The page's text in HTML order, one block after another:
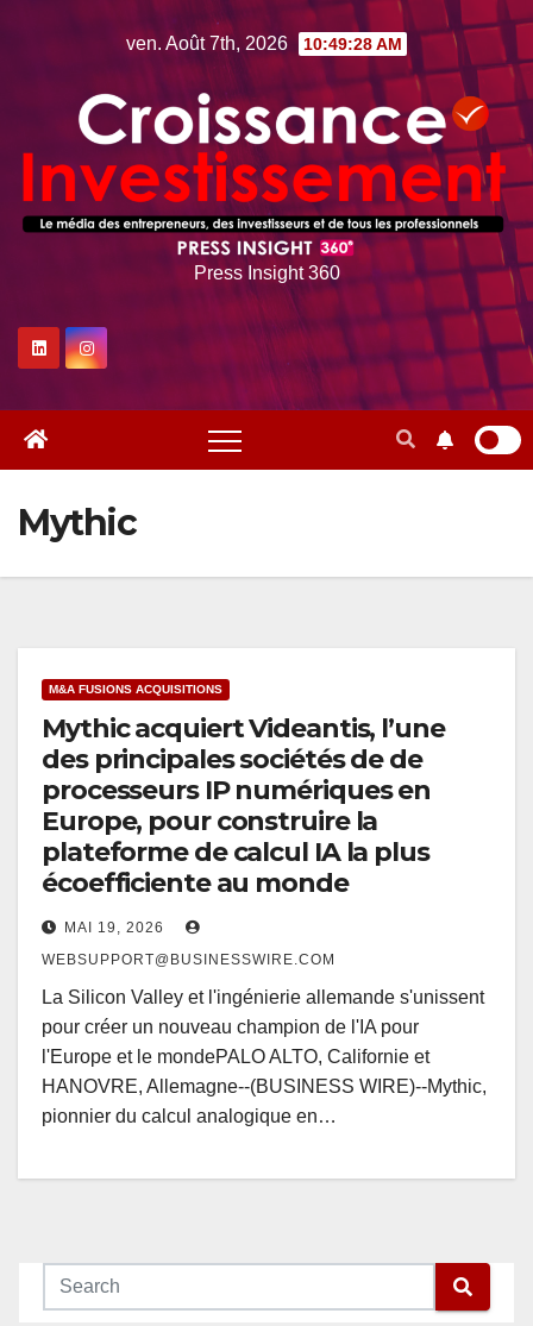
ven. Août 7th, 2026 10:49:28 AM
Press Insight 360
Mythic
M&A FUSIONS ACQUISITIONS
Mythic acquiert Videantis, l’une
des principales sociétés de de
processeurs IP numériques en
Europe, pour construire la
plateforme de calcul IA la plus
écoefficiente au monde
MAI 19, 2026
WEBSUPPORT@BUSINESSWIRE.COM
La Silicon Valley et l'ingénierie allemande s'unissent
pour créer un nouveau champion de l'IA pour
l'Europe et le mondePALO ALTO, Californie et
HANOVRE, Allemagne--(BUSINESS WIRE)--Mythic,
pionnier du calcul analogique en…